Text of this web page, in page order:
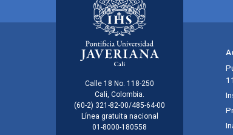
Información de la
Calle 18 No. 118-250
Cali, Colombia.
(60-2) 321-82-00/485-64-00
Línea gratuita nacional
01-8000-180558
Menú principal del footer
11